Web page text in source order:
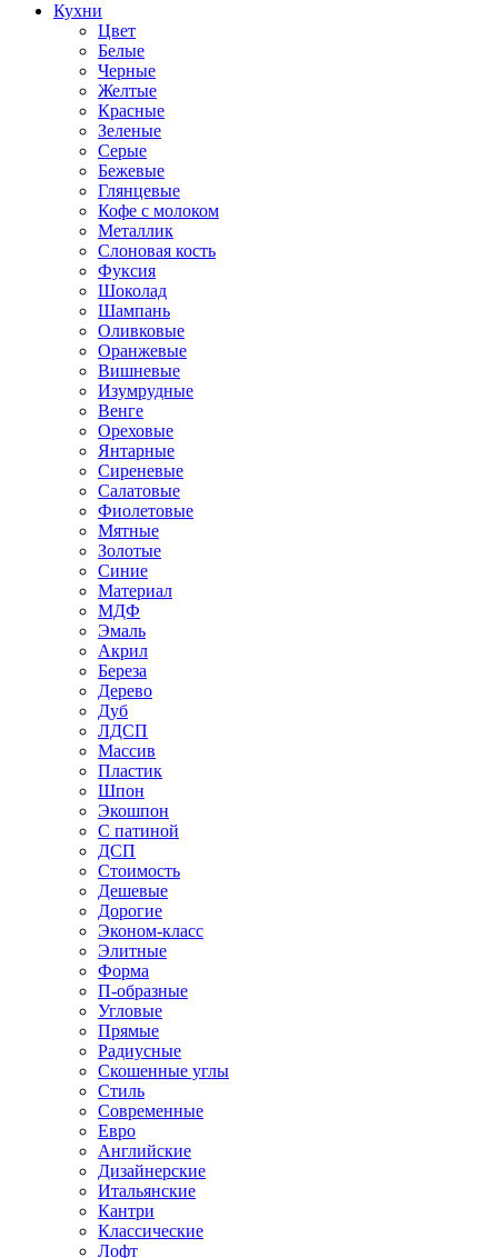
Кухни
Цвет
Белые
Черные
Желтые
Красные
Зеленые
Серые
Бежевые
Глянцевые
Кофе с молоком
Металлик
Слоновая кость
Фуксия
Шоколад
Шампань
Оливковые
Оранжевые
Вишневые
Изумрудные
Венге
Ореховые
Янтарные
Сиреневые
Салатовые
Фиолетовые
Мятные
Золотые
Синие
Материал
МДФ
Эмаль
Акрил
Береза
Дерево
Дуб
ЛДСП
Массив
Пластик
Шпон
Экошпон
С патиной
ДСП
Стоимость
Дешевые
Дорогие
Эконом-класс
Элитные
Форма
П-образные
Угловые
Прямые
Радиусные
Скошенные углы
Стиль
Современные
Евро
Английские
Дизайнерские
Итальянские
Кантри
Классические
Лофт